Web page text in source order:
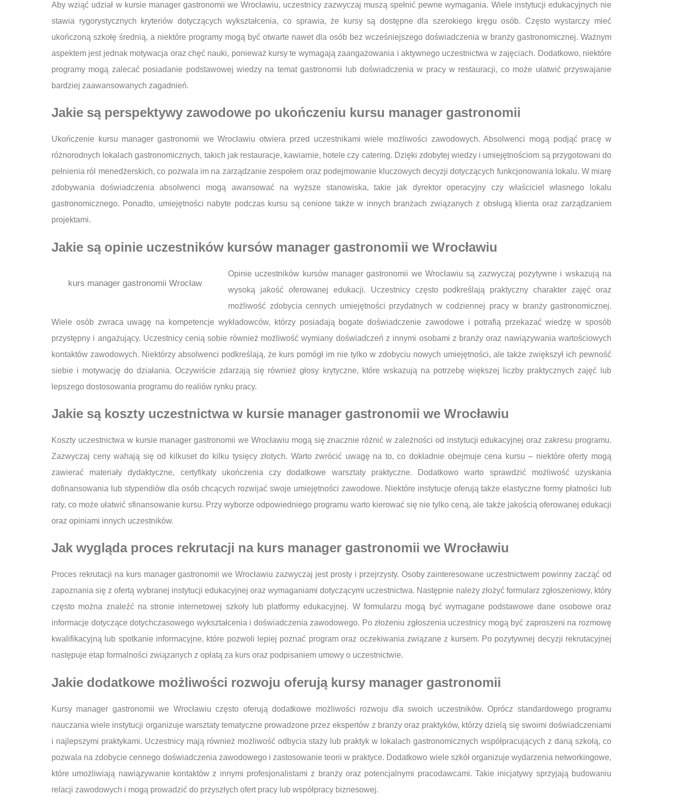
Aby wziąć udział w kursie manager gastronomii we Wrocławiu, uczestnicy zazwyczaj muszą spełnić pewne wymagania. Wiele instytucji edukacyjnych nie
stawia rygorystycznych kryteriów dotyczących wykształcenia, co sprawia, że kursy są dostępne dla szerokiego kręgu osób. Często wystarczy mieć
ukończoną szkołę średnią, a niektóre programy mogą być otwarte nawet dla osób bez wcześniejszego doświadczenia w branży gastronomicznej. Ważnym
aspektem jest jednak motywacja oraz chęć nauki, ponieważ kursy te wymagają zaangażowania i aktywnego uczestnictwa w zajęciach. Dodatkowo, niektóre
programy mogą zalecać posiadanie podstawowej wiedzy na temat gastronomii lub doświadczenia w pracy w restauracji, co może ułatwić przyswajanie
bardziej zaawansowanych zagadnień.
Jakie są perspektywy zawodowe po ukończeniu kursu manager gastronomii
Ukończenie kursu manager gastronomii we Wrocławiu otwiera przed uczestnikami wiele możliwości zawodowych. Absolwenci mogą podjąć pracę w
różnorodnych lokalach gastronomicznych, takich jak restauracje, kawiarnie, hotele czy catering. Dzięki zdobytej wiedzy i umiejętnościom są przygotowani do
pełnienia ról menedżerskich, co pozwala im na zarządzanie zespołem oraz podejmowanie kluczowych decyzji dotyczących funkcjonowania lokalu. W miarę
zdobywania doświadczenia absolwenci mogą awansować na wyższe stanowiska, takie jak dyrektor operacyjny czy właściciel własnego lokalu
gastronomicznego. Ponadto, umiejętności nabyte podczas kursu są cenione także w innych branżach związanych z obsługą klienta oraz zarządzaniem
projektami.
Jakie są opinie uczestników kursów manager gastronomii we Wrocławiu
kurs manager gastronomii Wrocław
Opinie uczestników kursów manager gastronomii we Wrocławiu są zazwyczaj pozytywne i wskazują na
wysoką jakość oferowanej edukacji. Uczestnicy często podkreślają praktyczny charakter zajęć oraz
możliwość zdobycia cennych umiejętności przydatnych w codziennej pracy w branży gastronomicznej.
Wiele osób zwraca uwagę na kompetencje wykładowców, którzy posiadają bogate doświadczenie zawodowe i potrafią przekazać wiedzę w sposób
przystępny i angażujący. Uczestnicy cenią sobie również możliwość wymiany doświadczeń z innymi osobami z branży oraz nawiązywania wartościowych
kontaktów zawodowych. Niektórzy absolwenci podkreślają, że kurs pomógł im nie tylko w zdobyciu nowych umiejętności, ale także zwiększył ich pewność
siebie i motywację do działania. Oczywiście zdarzają się również głosy krytyczne, które wskazują na potrzebę większej liczby praktycznych zajęć lub
lepszego dostosowania programu do realiów rynku pracy.
Jakie są koszty uczestnictwa w kursie manager gastronomii we Wrocławiu
Koszty uczestnictwa w kursie manager gastronomii we Wrocławiu mogą się znacznie różnić w zależności od instytucji edukacyjnej oraz zakresu programu.
Zazwyczaj ceny wahają się od kilkuset do kilku tysięcy złotych. Warto zwrócić uwagę na to, co dokładnie obejmuje cena kursu – niektóre oferty mogą
zawierać materiały dydaktyczne, certyfikaty ukończenia czy dodatkowe warsztaty praktyczne. Dodatkowo warto sprawdzić możliwość uzyskania
dofinansowania lub stypendiów dla osób chcących rozwijać swoje umiejętności zawodowe. Niektóre instytucje oferują także elastyczne formy płatności lub
raty, co może ułatwić sfinansowanie kursu. Przy wyborze odpowiedniego programu warto kierować się nie tylko ceną, ale także jakością oferowanej edukacji
oraz opiniami innych uczestników.
Jak wygląda proces rekrutacji na kurs manager gastronomii we Wrocławiu
Proces rekrutacji na kurs manager gastronomii we Wrocławiu zazwyczaj jest prosty i przejrzysty. Osoby zainteresowane uczestnictwem powinny zacząć od
zapoznania się z ofertą wybranej instytucji edukacyjnej oraz wymaganiami dotyczącymi uczestnictwa. Następnie należy złożyć formularz zgłoszeniowy, który
często można znaleźć na stronie internetowej szkoły lub platformy edukacyjnej. W formularzu mogą być wymagane podstawowe dane osobowe oraz
informacje dotyczące dotychczasowego wykształcenia i doświadczenia zawodowego. Po złożeniu zgłoszenia uczestnicy mogą być zaproszeni na rozmowę
kwalifikacyjną lub spotkanie informacyjne, które pozwoli lepiej poznać program oraz oczekiwania związane z kursem. Po pozytywnej decyzji rekrutacyjnej
następuje etap formalności związanych z opłatą za kurs oraz podpisaniem umowy o uczestnictwie.
Jakie dodatkowe możliwości rozwoju oferują kursy manager gastronomii
Kursy manager gastronomii we Wrocławiu często oferują dodatkowe możliwości rozwoju dla swoich uczestników. Oprócz standardowego programu
nauczania wiele instytucji organizuje warsztaty tematyczne prowadzone przez ekspertów z branży oraz praktyków, którzy dzielą się swoimi doświadczeniami
i najlepszymi praktykami. Uczestnicy mają również możliwość odbycia staży lub praktyk w lokalach gastronomicznych współpracujących z daną szkołą, co
pozwala na zdobycie cennego doświadczenia zawodowego i zastosowanie teorii w praktyce. Dodatkowo wiele szkół organizuje wydarzenia networkingowe,
które umożliwiają nawiązywanie kontaktów z innymi profesjonalistami z branży oraz potencjalnymi pracodawcami. Takie inicjatywy sprzyjają budowaniu
relacji zawodowych i mogą prowadzić do przyszłych ofert pracy lub współpracy biznesowej.